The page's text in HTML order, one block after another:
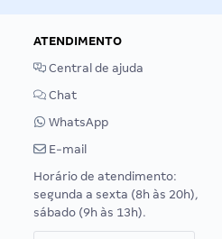
ATENDIMENTO
Central de ajuda
Chat
WhatsApp
E-mail
Horário de atendimento:
segunda a sexta (8h às 20h),
sábado (9h às 13h).